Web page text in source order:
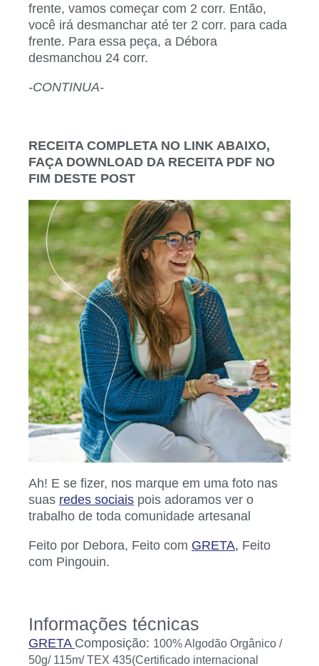
frente, vamos começar com 2 corr. Então,
você irá desmanchar até ter 2 corr. para cada
frente. Para essa peça, a Débora
desmanchou 24 corr.
-CONTINUA-
RECEITA COMPLETA NO LINK ABAIXO,
FAÇA DOWNLOAD DA RECEITA PDF NO
FIM DESTE POST
Ah! E se fizer, nos marque em uma foto nas
suas redes sociais pois adoramos ver o
trabalho de toda comunidade artesanal
Feito por Debora, Feito com GRETA, Feito
com Pingouin.
Informações técnicas
GRETA Composição: 100% Algodão Orgânico /
50g/ 115m/ TEX 435(Certificado internacional